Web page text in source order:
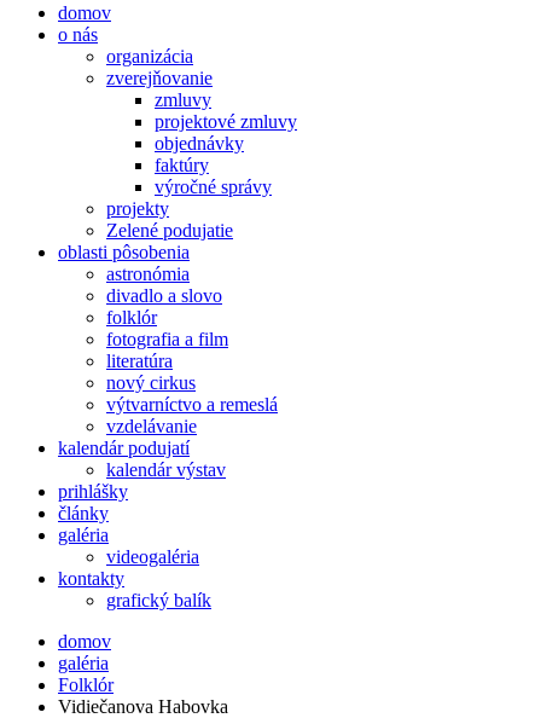
domov
o nás
organizácia
zverejňovanie
zmluvy
projektové zmluvy
objednávky
faktúry
výročné správy
projekty
Zelené podujatie
oblasti pôsobenia
astronómia
divadlo a slovo
folklór
fotografia a film
literatúra
nový cirkus
výtvarníctvo a remeslá
vzdelávanie
kalendár podujatí
kalendár výstav
prihlášky
články
galéria
videogaléria
kontakty
grafický balík
domov
galéria
Folklór
Vidiečanova Habovka